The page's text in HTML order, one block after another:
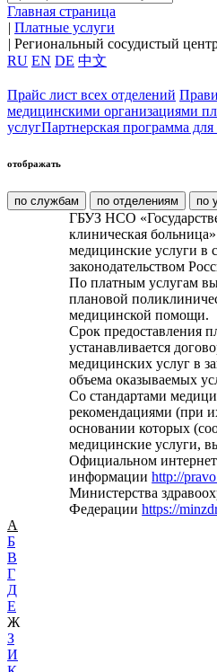
Главная страница
| Платные услуги
| Региональный сосудистый
RU EN DE 中文
Прайс лист всех отделений
медицинскими организациями
услугПартнерская программа
отображать
по службам по отделениям по
ГБУЗ НСО
клиническая
медицинские услуги в
законодательством
По платным услугам
плановой
медицинской помощи.
Срок предоставления
устанавливается
медицинских услуг в
объема оказываемых
Со стандартами
рекомендациями (при
основании которых
медицинские услуги,
Официальном
информацииhttp://
Министерства
Федерацииhttps://
А
Б
В
Г
Д
Е
Ж
З
И